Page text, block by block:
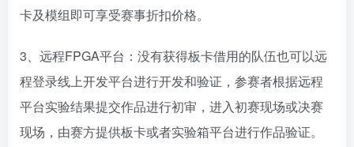
卡及模组即可享受赛事折扣价格。
3、远程FPGA平台：没有获得板卡借用的队伍也可以远
程登录线上开发平台进行开发和验证，参赛者根据远程
平台实验结果提交作品进行初审，进入初赛现场或决赛
现场，由赛方提供板卡或者实验箱平台进行作品验证。